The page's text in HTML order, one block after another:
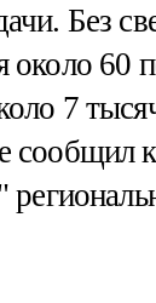
Без
около 60
7
сообщил